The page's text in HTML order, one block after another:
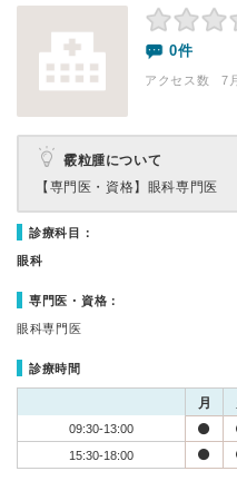
0件
アクセス数 7
霰粒腫について
【専門医・資格】 眼科専門医
診療科目：
眼科
専門医・資格：
眼科専門医
診療時間
月
09:30-13:00
15:30-18:00